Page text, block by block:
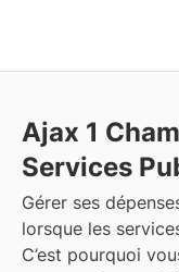
Ajax 1
Services
Gérer ses
lorsque les
C’est pourquoi